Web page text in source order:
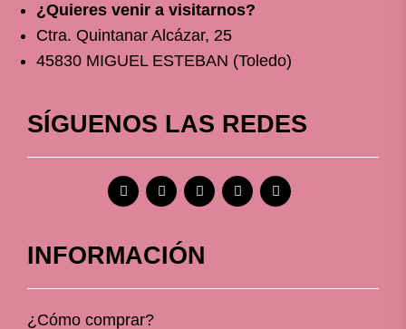
¿Quieres venir a visitarnos?
Ctra. Quintanar Alcázar, 25
45830 MIGUEL ESTEBAN (Toledo)
SÍGUENOS LAS REDES
INFORMACIÓN
¿Cómo comprar?